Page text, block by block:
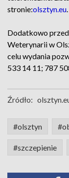
stronie:olsztyn.eu.
Dodatkowo
Weterynarii w
celu wydania
533 14 11; 787
Źródło:
#olsztyn
#szczepienie